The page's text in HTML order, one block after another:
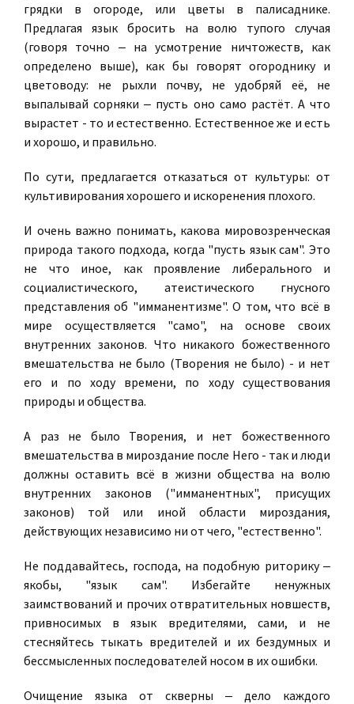
грядки в огороде, или цветы в палисаднике.
Предлагая язык бросить на волю тупого случая
(говоря точно ‒ на усмотрение ничтожеств, как
определено выше), как бы говорят огороднику и
цветоводу: не рыхли почву, не удобряй её, не
выпалывай сорняки ‒ пусть оно само растёт. А что
вырастет - то и естественно. Естественное же и есть
и хорошо, и правильно.
По сути, предлагается отказаться от культуры: от
культивирования хорошего и искоренения плохого.
И очень важно понимать, какова мировозренческая
природа такого подхода, когда "пусть язык сам". Это
не что иное, как проявление либерального и
социалистического, атеистического гнусного
представления об "имманентизме". О том, что всё в
мире осуществляется "само", на основе своих
внутренних законов. Что никакого божественного
вмешательства не было (Творения не было) - и нет
его и по ходу времени, по ходу существования
природы и общества.
А раз не было Творения, и нет божественного
вмешательства в мироздание после Него - так и люди
должны оставить всё в жизни общества на волю
внутренних законов ("имманентных", присущих
законов) той или иной области мироздания,
действующих независимо ни от чего, "естественно".
Не поддавайтесь, господа, на подобную риторику ‒
якобы, "язык сам". Избегайте ненужных
заимствований и прочих отвратительных новшеств,
привносимых в язык вредителями, сами, и не
стесняйтесь тыкать вредителей и их бездумных и
бессмысленных последователей носом в их ошибки.
Очищение языка от скверны ‒ дело каждого